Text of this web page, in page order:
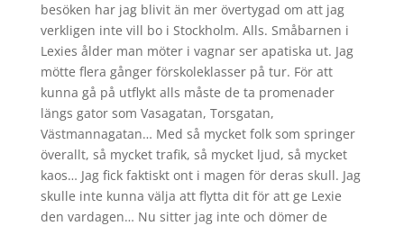
besöken har jag blivit än mer övertygad om att jag
verkligen inte vill bo i Stockholm. Alls. Småbarnen i
Lexies ålder man möter i vagnar ser apatiska ut. Jag
mötte flera gånger förskoleklasser på tur. För att
kunna gå på utflykt alls måste de ta promenader
längs gator som Vasagatan, Torsgatan,
Västmannagatan… Med så mycket folk som springer
överallt, så mycket trafik, så mycket ljud, så mycket
kaos… Jag fick faktiskt ont i magen för deras skull. Jag
skulle inte kunna välja att flytta dit för att ge Lexie
den vardagen… Nu sitter jag inte och dömer de